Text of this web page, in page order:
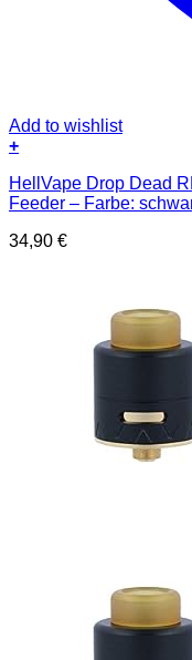
Add to wishlist
+
HellVape Drop Dead
Feeder – Farbe:
34,90 €